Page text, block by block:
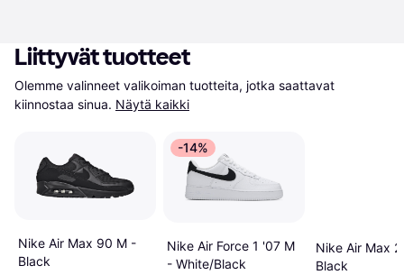
Liittyvät tuotteet
Olemme valinneet valikoiman tuotteita, jotka saattavat
kiinnostaa sinua. Näytä kaikki
Nike Air Max 90 M -
Black
-14%
Nike Air Force 1 '07 M
- White/Black
Nike Air Max
Black